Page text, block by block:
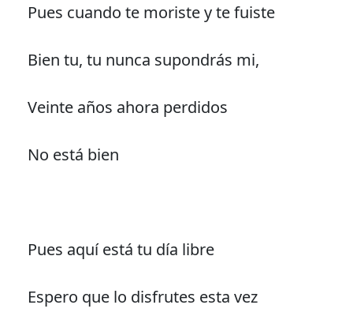
Pues cuando te moriste y te fuiste
Bien tu, tu nunca supondrás mi,
Veinte años ahora perdidos
No está bien
Pues aquí está tu día libre
Espero que lo disfrutes esta vez